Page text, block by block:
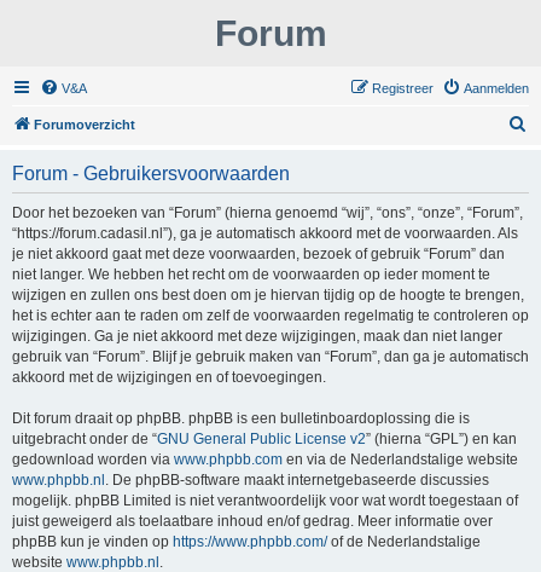
Forum
V&A Aanmelden
Registreer
Forumoverzicht
Forum - Gebruikersvoorwaarden
Door het bezoeken van “Forum” (hierna genoemd “wij”, “ons”, “onze”, “Forum”,
“https://forum.cadasil.nl”), ga je automatisch akkoord met de voorwaarden. Als
je niet akkoord gaat met deze voorwaarden, bezoek of gebruik “Forum” dan
niet langer. We hebben het recht om de voorwaarden op ieder moment te
wijzigen en zullen ons best doen om je hiervan tijdig op de hoogte te brengen,
het is echter aan te raden om zelf de voorwaarden regelmatig te controleren op
wijzigingen. Ga je niet akkoord met deze wijzigingen, maak dan niet langer
gebruik van “Forum”. Blijf je gebruik maken van “Forum”, dan ga je automatisch
akkoord met de wijzigingen en of toevoegingen.
Dit forum draait op phpBB. phpBB is een bulletinboardoplossing die is
uitgebracht onder de “GNU General Public License v2” (hierna “GPL”) en kan
gedownload worden via www.phpbb.com en via de Nederlandstalige website
www.phpbb.nl . De phpBB-software maakt internetgebaseerde discussies
mogelijk. phpBB Limited is niet verantwoordelijk voor wat wordt toegestaan of
juist geweigerd als toelaatbare inhoud en/of gedrag. Meer informatie over
phpBB kun je vinden op https://www.phpbb.com/of de Nederlandstalige
website www.phpbb.nl .